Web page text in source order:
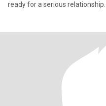
ready for a serious relationship.